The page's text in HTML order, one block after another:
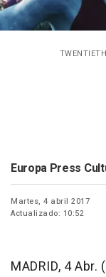
Europa Press
Martes, 4 abril 2017
Actualizado: 10:52
MADRID, 4 Abr.